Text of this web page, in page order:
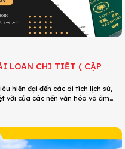
LOAN CHI TIẾT ( CẬP
hiện đại đến các di tích lịch sử,
vời của các nền văn hóa và ẩm
đó mà Đài Loan ngày càng thu
visa Đài Loan chi tiết cho diện